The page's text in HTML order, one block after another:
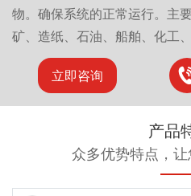
物。确保系统的正常运行。主
矿、造纸、石油、船舶、化工
立即咨询
产品
众多优势特点，